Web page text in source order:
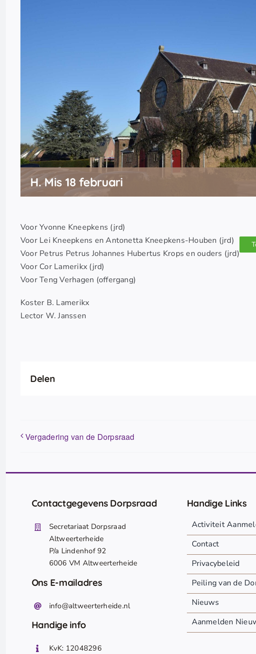
H. Mis 18 februari
Voor Yvonne Kneepkens (jrd)
Voor Lei Kneepkens en Antonetta Kneepkens-Houben (jrd)
Voor Petrus Petrus Johannes Hubertus Krops en ouders (jrd)
Voor Cor Lamerikx (jrd)
Voor Teng Verhagen (offergang)
Koster B. Lamerikx
Lector W. Janssen
Delen
Vergadering van de Dorpsraad
Contactgegevens Dorpsraad
Secretariaat Dorpsraad
Altweerterheide
P/a Lindenhof 92
6006 VM Altweerterheide
Ons E-mailadres
info@altweerterheide.nl
Handige info
KvK: 12048296
Handige Links
Activiteit
Contact
Privacybeleid
Peiling van de
Nieuws
Aanmelden